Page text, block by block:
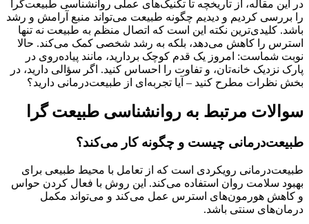
در این مقاله، از تاریخچه تا تکنیک‌های عملی روانشناسی طبیعت‌گرا
را بررسی کردیم و دیدیم چگونه طبیعت می‌تواند منبع آرامش و رشد
باشد. کلیدی‌ترین نکته این است که اتصال منظم به طبیعت نه تنها
استرس را کاهش می‌دهد، بلکه به رشد شخصی کمک می‌کند. حالا
نوبت شماست: امروز یک قدم کوچک بردارید، مانند پیاده‌روی در
پارک نزدیک خانه‌تان، و تفاوت را احساس کنید. اگر سؤالی دارید، در
بخش نظرات مطرح کنید – آیا تجربه‌ای از طبیعت‌درمانی دارید؟
سوالات مرتبط به روانشناسی طبیعت گرا
طبیعت‌درمانی چیست و چگونه کار می‌کند؟
طبیعت‌درمانی رویکردی است که از تعامل با محیط طبیعی برای
بهبود سلامت روان استفاده می‌کند. این روش با فعال کردن حواس
و کاهش هورمون‌های استرس عمل می‌کند و می‌تواند مکمل
درمان‌های سنتی باشد.